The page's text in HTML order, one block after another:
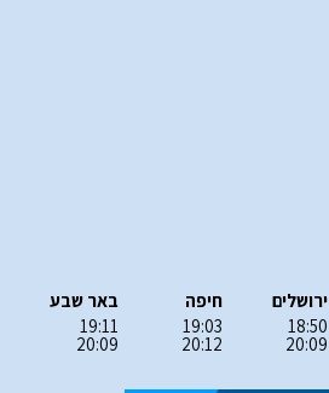
ירושלים
18:50
20:09
חיפה
19:03
20:12
באר שבע
19:11
20:09